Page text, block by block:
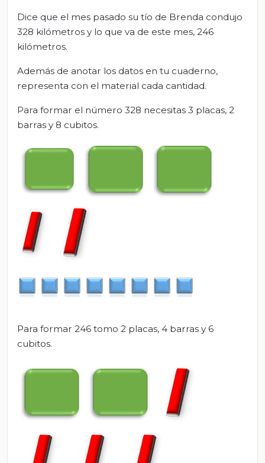
Dice que el mes pasado su tío de Brenda condujo
328 kilómetros y lo que va de este mes, 246
kilómetros.
Además de anotar los datos en tu cuaderno,
representa con el material cada cantidad.
Para formar el número 328 necesitas 3 placas, 2
barras y 8 cubitos.
Para formar 246 tomo 2 placas, 4 barras y 6
cubitos.